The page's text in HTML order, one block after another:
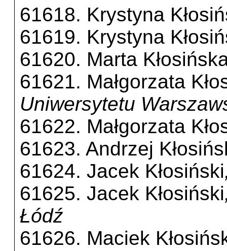
61618. Krystyna
61619. Krystyna
61620. Marta
61621. Małgorzata
Uniwersytetu
61622. Małgorzata
61623. Andrzej
61624. Jacek Kłosiński
61625. Jacek Kłosiński
Łódź
61626. Maciek